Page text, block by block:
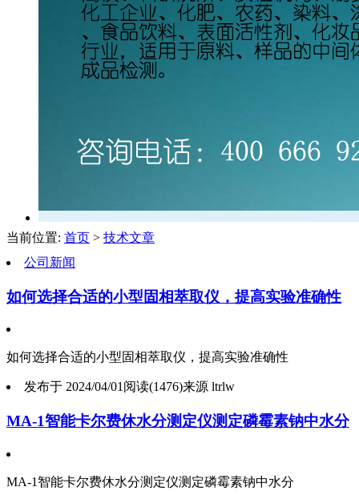
当前位置: 首页 > 技术文章
公司新闻
如何选择合适的小型固相萃取仪，提高实验准确性
如何选择合适的小型固相萃取仪，提高实验准确性
发布于 2024/04/01阅读(1476)来源 ltrlw
MA-1智能卡尔费休水分测定仪测定磷霉素钠中水分
MA-1智能卡尔费休水分测定仪测定磷霉素钠中水分